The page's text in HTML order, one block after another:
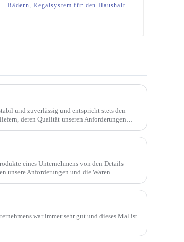
Rädern, Regalsystem für den Haushalt
und zuverlässig und entspricht stets den
deren Qualität unseren Anforderungen
eines Unternehmens von den Details
unsere Anforderungen und die Waren
war immer sehr gut und dieses Mal ist